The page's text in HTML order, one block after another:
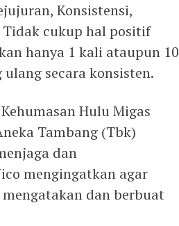
Konsistensi,
cukup hal positif
hanya 1 kali ataupun 10
secara konsisten.
Hulu Migas
Tambang (Tbk)
dan
mengingatkan agar
dan berbuat